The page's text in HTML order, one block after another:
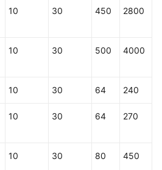
10 30 450 2800
10 30 500 4000
10 30 64 240
10 30 64 270
10 30 80 450